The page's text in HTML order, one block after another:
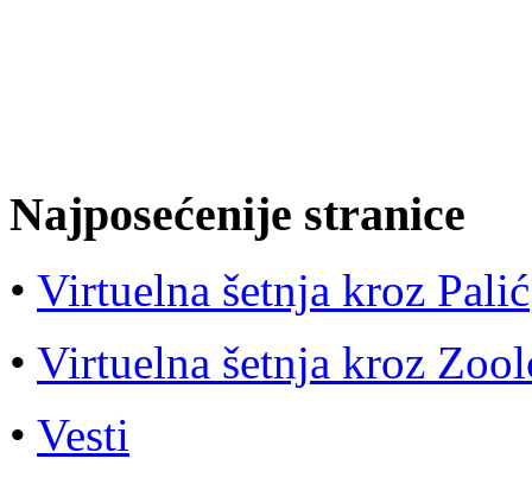
Najposećenije stranice
• Virtuelna šetnja kroz Palić
• Virtuelna šetnja kroz
• Vesti